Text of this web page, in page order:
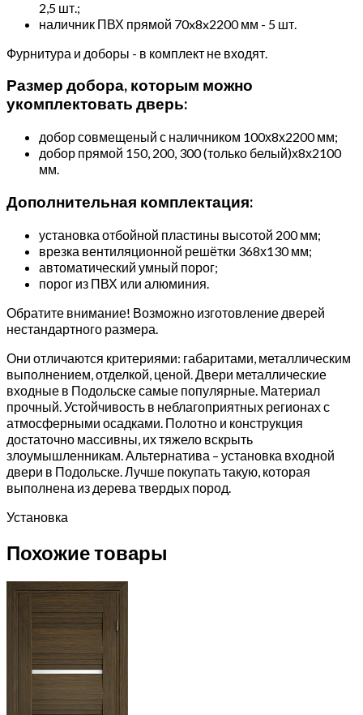
2,5 шт.;
наличник ПВХ прямой 70x8x2200 мм - 5 шт.
Фурнитура и доборы - в комплект не входят.
Размер добора, которым можно
укомплектовать дверь:
добор совмещеный с наличником 100х8х2200 мм;
добор прямой 150, 200, 300 (только белый)х8х2100
мм.
Дополнительная комплектация:
установка отбойной пластины высотой 200 мм;
врезка вентиляционной решётки 368х130 мм;
автоматический умный порог;
порог из ПВХ или алюминия.
Обратите внимание! Возможно изготовление дверей
нестандартного размера.
Они отличаются критериями: габаритами, металлическим
выполнением, отделкой, ценой. Двери металлические
входные в Подольске самые популярные. Материал
прочный. Устойчивость в неблагоприятных регионах с
атмосферными осадками. Полотно и конструкция
достаточно массивны, их тяжело вскрыть
злоумышленникам. Альтернатива – установка входной
двери в Подольске. Лучше покупать такую, которая
выполнена из дерева твердых пород.
Установка
Похожие товары